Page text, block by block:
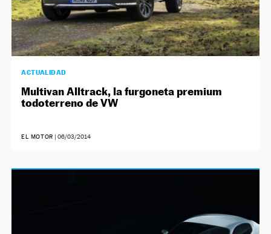
ACTUALIDAD
Multivan Alltrack, la furgoneta premium
todoterreno de VW
EL MOTOR | 06/03/2014